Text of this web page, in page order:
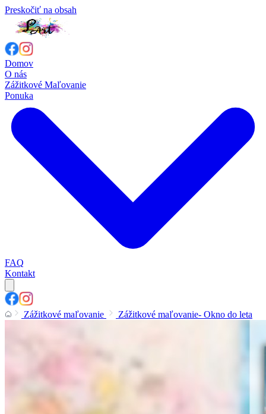
Preskočiť na obsah
Domov
O nás
Zážitkové Maľovanie
Ponuka
FAQ
Kontakt
Zážitkové maľovanie Zážitkové maľovanie- Okno do leta